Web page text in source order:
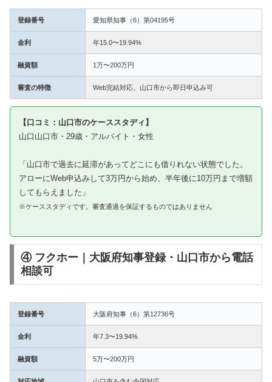
登録番号 愛知県知事（6）第04195号
金利 年15.0〜19.94%
融資額 1万〜200万円
審査の特徴 Web完結対応。山口市から即日申込み可
【口コミ：山口市のケーススタディ】
山口山口市・29歳・アルバイト・女性
「山口市で過去に延滞があってどこにも借りれない状態でした。
アローにWeb申込みして3万円から始め、半年後に10万円まで増額
してもらえました」
※ケーススタディです。審査通過を保証するものではありません
④ フクホー｜大阪府知事登録・山口市から電話
相談可
登録番号 大阪府知事（6）第12736号
金利 年7.3〜19.94%
融資額 5万〜200万円